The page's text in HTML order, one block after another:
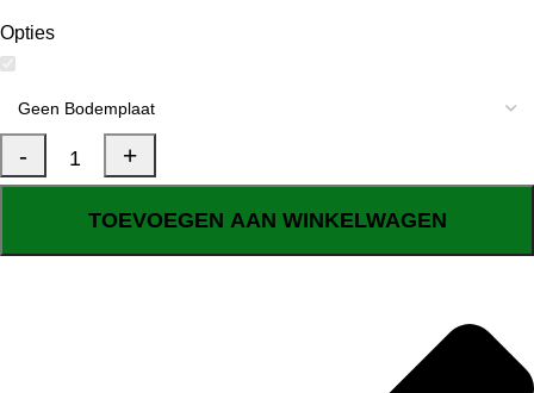
Opties
TOEVOEGEN AAN WINKELWAGEN